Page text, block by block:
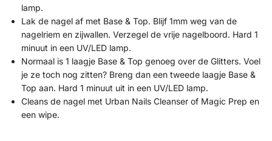
lamp.
Lak de nagel af met Base & Top. Blijf 1mm weg van de
nagelriem en zijwallen. Verzegel de vrije nagelboord. Hard 1
minuut in een UV/LED lamp.
Normaal is 1 laagje Base & Top genoeg over de Glitters. Voel
je ze toch nog zitten? Breng dan een tweede laagje Base &
Top aan. Hard 1 minuut uit in een UV/LED lamp.
Cleans de nagel met Urban Nails Cleanser of Magic Prep en
een wipe.